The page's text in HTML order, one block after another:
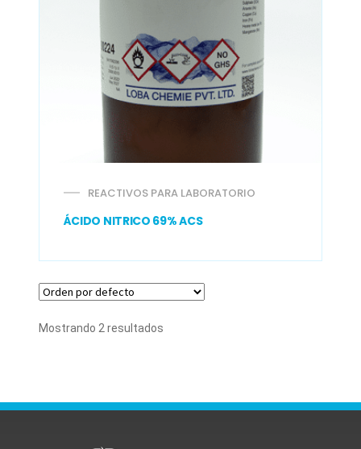
REACTIVOS PARA LABORATORIO
ÁCIDO NITRICO 69% ACS
Mostrando 2 resultados